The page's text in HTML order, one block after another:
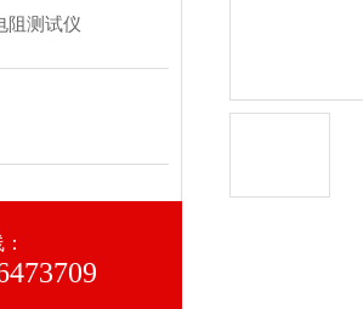
阻测试仪